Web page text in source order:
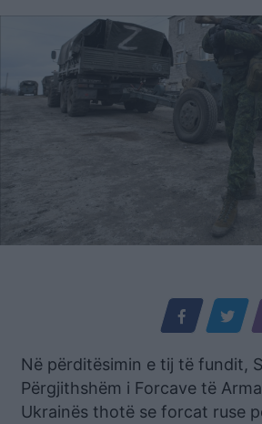
Në përditësimin e tij të fundit,
Përgjithshëm i Forcave të
Ukrainës thotë se forcat ruse